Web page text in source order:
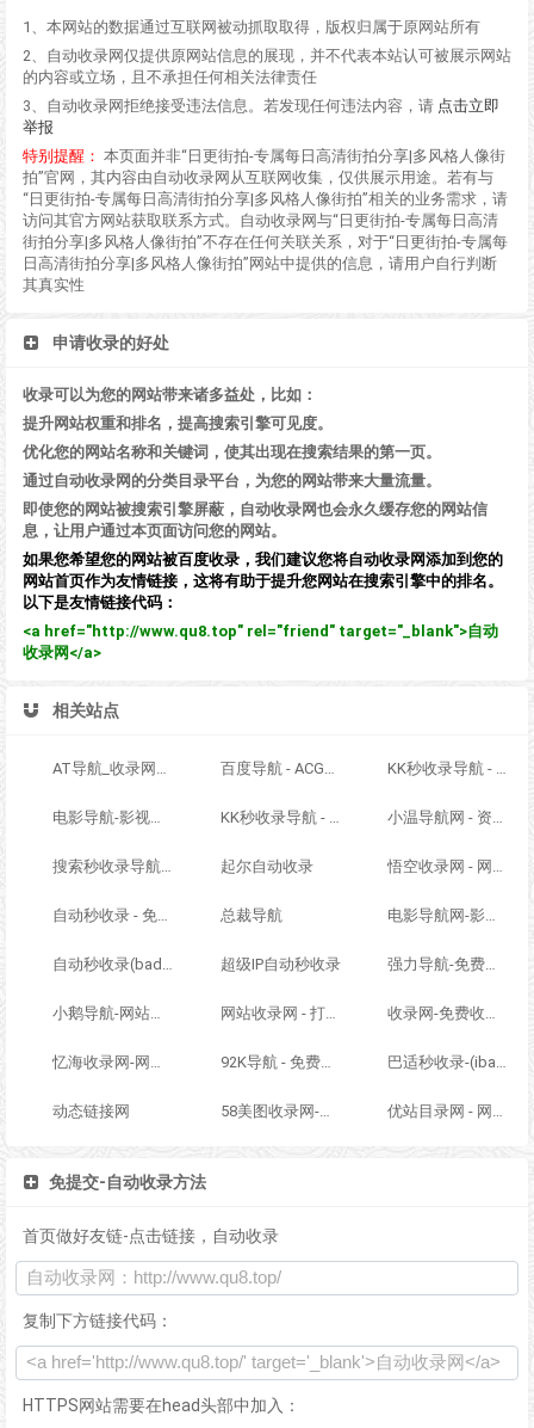
1、本网站的数据通过互联网被动抓取取得，版权归属于原网站所有
2、自动收录网仅提供原网站信息的展现，并不代表本站认可被展示网站
的内容或立场，且不承担任何相关法律责任
3、自动收录网拒绝接受违法信息。若发现任何违法内容，请 点击立即
举报
特别提醒： 本页面并非“日更街拍-专属每日高清街拍分享|多风格人像街
拍”官网，其内容由自动收录网从互联网收集，仅供展示用途。若有与
“日更街拍-专属每日高清街拍分享|多风格人像街拍”相关的业务需求，请
访问其官方网站获取联系方式。自动收录网与“日更街拍-专属每日高清
街拍分享|多风格人像街拍”不存在任何关联关系，对于“日更街拍-专属每
日高清街拍分享|多风格人像街拍”网站中提供的信息，请用户自行判断
其真实性
申请收录的好处
收录可以为您的网站带来诸多益处，比如：
提升网站权重和排名，提高搜索引擎可见度。
优化您的网站名称和关键词，使其出现在搜索结果的第一页。
通过自动收录网的分类目录平台，为您的网站带来大量流量。
即使您的网站被搜索引擎屏蔽，自动收录网也会永久缓存您的网站信
息，让用户通过本页面访问您的网站。
如果您希望您的网站被百度收录，我们建议您将自动收录网添加到您的
网站首页作为友情链接，这将有助于提升您网站在搜索引擎中的排名。
以下是友情链接代码：
<a href="http://www.qu8.top" rel="friend" target="_blank">自动
收录网</a>
相关站点
AT导航_收录网_免费收录网站_自动收录网_秒收录 百度导航 - ACG萌次元丨ACG导航网丨二次元导航丨资源网导航丨福利网址导航 - BaiDu导航 KK秒收录导航 - ACG萌次元丨ACG导航网丨二次元导航丨资源网导航丨福利网址导航 - KK秒收录导航网
电影导航-影视导航-电影站收录-自动收录网-网站收录 KK秒收录导航 - ACG萌次元丨ACG导航网丨二次元导航丨资源网导航丨福利网址导航 - KK秒收录导航网 小温导航网 - 资源网址导航，汇集各大资源网，全网优质教程技术网，搜集资源就从这里开始
搜索秒收录导航 - ACG萌次元丨ACG导航网丨二次元导航丨资源网导航丨福利网址导航 - SS秒收录导航网 起尔自动收录 悟空收录网 - 网址导航大全 | 网站免费收录 | 软文外链发布平台
自动秒收录 - 免费自动秒收录网址导航 总裁导航 电影导航网-影视导航-电影搜索-影视搜索-电影站收录
自动秒收录(badfl.com) - 全自动秒收录网 超级IP自动秒收录 强力导航-免费网站分类导航，提交收录，秒收录
小鹅导航-网站收录-自动收录网-网址收录-自动秒收录 网站收录网 - 打造最与众不同的站点收录网 收录网-免费收录正规网站-免费发布软文
忆海收录网-网址外链_自动收录网站_自助友情链接平台_网站广告_软文发布_站长交易_站长资源 92K导航 - 免费自动秒收录网址导航 巴适秒收录-(ibashi.net) - 巴适导航分类网站目录 - 自助网址提交自动收录
动态链接网 58美图收录网-自动收录网站-流量交换-自动链 优站目录网 - 网址导航分类网站目录 - 自助网址提交自动收录
免提交-自动收录方法
首页做好友链-点击链接，自动收录
复制下方链接代码：
HTTPS网站需要在head头部中加入：